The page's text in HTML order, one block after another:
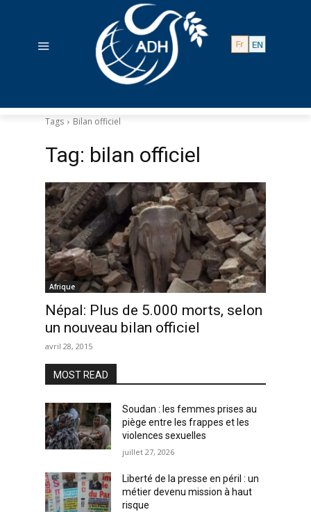
Tags Bilan officiel
Tag: bilan officiel
Afrique
Népal: Plus de 5.000 morts, selon
un nouveau bilan officiel
avril 28, 2015
MOST READ
Soudan : les femmes prises au
piège entre les frappes et les
violences sexuelles
juillet 27, 2026
Liberté de la presse en péril : un
métier devenu mission à haut
risque